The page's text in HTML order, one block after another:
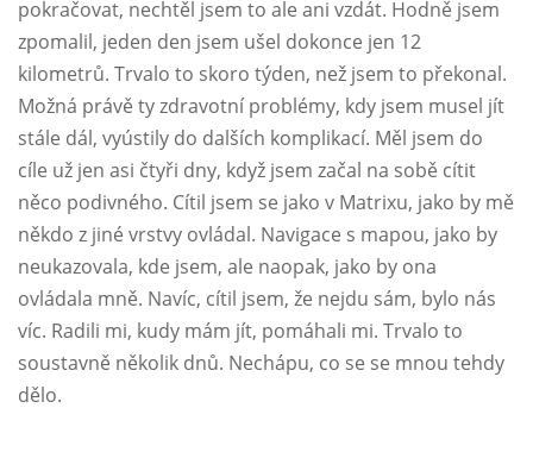
pokračovat, nechtěl jsem to ale ani vzdát. Hodně jsem
zpomalil, jeden den jsem ušel dokonce jen 12
kilometrů. Trvalo to skoro týden, než jsem to překonal.
Možná právě ty zdravotní problémy, kdy jsem musel jít
stále dál, vyústily do dalších komplikací. Měl jsem do
cíle už jen asi čtyři dny, když jsem začal na sobě cítit
něco podivného. Cítil jsem se jako v Matrixu, jako by mě
někdo z jiné vrstvy ovládal. Navigace s mapou, jako by
neukazovala, kde jsem, ale naopak, jako by ona
ovládala mně. Navíc, cítil jsem, že nejdu sám, bylo nás
víc. Radili mi, kudy mám jít, pomáhali mi. Trvalo to
soustavně několik dnů. Nechápu, co se se mnou tehdy
dělo.